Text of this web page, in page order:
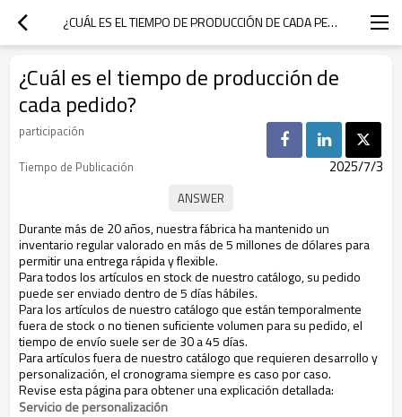
¿CUÁL ES EL TIEMPO DE PRODUCCIÓN DE CADA PEDIDO?
¿Cuál es el tiempo de producción de
cada pedido?
participación
Tiempo de Publicación
2025/7/3
Durante más de 20 años, nuestra fábrica ha mantenido un
inventario regular valorado en más de 5 millones de dólares para
permitir una entrega rápida y flexible.
Para todos los artículos en stock de nuestro catálogo, su pedido
puede ser enviado dentro de 5 días hábiles.
Para los artículos de nuestro catálogo que están temporalmente
fuera de stock o no tienen suficiente volumen para su pedido, el
tiempo de envío suele ser de 30 a 45 días.
Para artículos fuera de nuestro catálogo que requieren desarrollo y
personalización, el cronograma siempre es caso por caso.
Revise esta página para obtener una explicación detallada:
Servicio de personalización